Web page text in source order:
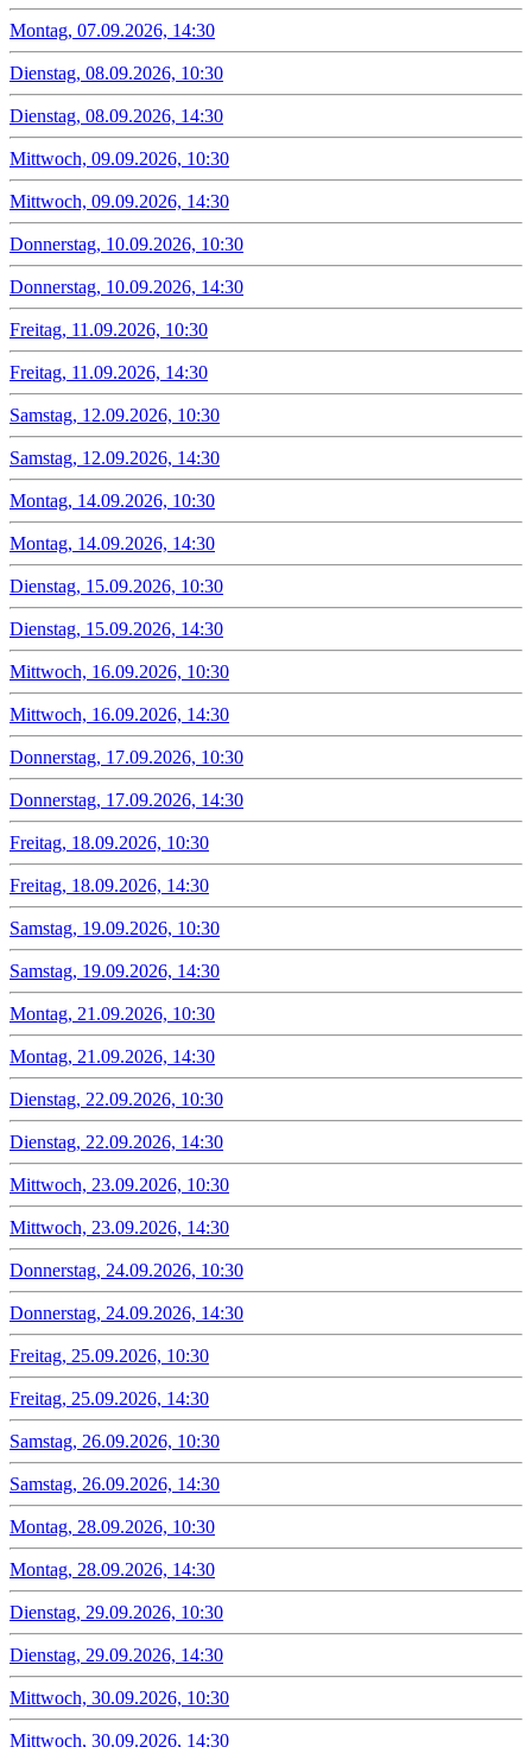
Montag, 07.09.2026, 14:30
Dienstag, 08.09.2026, 10:30
Dienstag, 08.09.2026, 14:30
Mittwoch, 09.09.2026, 10:30
Mittwoch, 09.09.2026, 14:30
Donnerstag, 10.09.2026, 10:30
Donnerstag, 10.09.2026, 14:30
Freitag, 11.09.2026, 10:30
Freitag, 11.09.2026, 14:30
Samstag, 12.09.2026, 10:30
Samstag, 12.09.2026, 14:30
Montag, 14.09.2026, 10:30
Montag, 14.09.2026, 14:30
Dienstag, 15.09.2026, 10:30
Dienstag, 15.09.2026, 14:30
Mittwoch, 16.09.2026, 10:30
Mittwoch, 16.09.2026, 14:30
Donnerstag, 17.09.2026, 10:30
Donnerstag, 17.09.2026, 14:30
Freitag, 18.09.2026, 10:30
Freitag, 18.09.2026, 14:30
Samstag, 19.09.2026, 10:30
Samstag, 19.09.2026, 14:30
Montag, 21.09.2026, 10:30
Montag, 21.09.2026, 14:30
Dienstag, 22.09.2026, 10:30
Dienstag, 22.09.2026, 14:30
Mittwoch, 23.09.2026, 10:30
Mittwoch, 23.09.2026, 14:30
Donnerstag, 24.09.2026, 10:30
Donnerstag, 24.09.2026, 14:30
Freitag, 25.09.2026, 10:30
Freitag, 25.09.2026, 14:30
Samstag, 26.09.2026, 10:30
Samstag, 26.09.2026, 14:30
Montag, 28.09.2026, 10:30
Montag, 28.09.2026, 14:30
Dienstag, 29.09.2026, 10:30
Dienstag, 29.09.2026, 14:30
Mittwoch, 30.09.2026, 10:30
Mittwoch, 30.09.2026, 14:30